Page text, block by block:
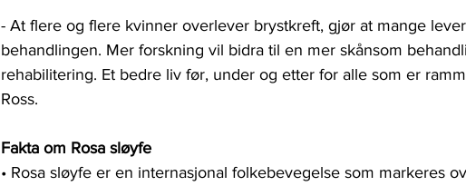
- At flere og flere kvinner overlever brystkreft, gjør at mange
behandlingen. Mer forskning vil bidra til en mer skånsom
rehabilitering. Et bedre liv før, under og etter for alle som er
Ross.
Fakta om Rosa sløyfe
• Rosa sløyfe er en internasjonal folkebevegelse som markeres